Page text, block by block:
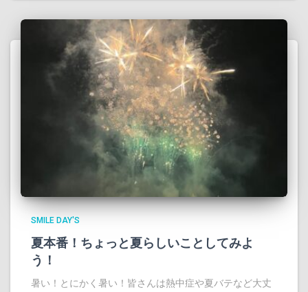
SMILE DAY'S
夏本番！ちょっと夏らしいことしてみよ
う！
暑い！とにかく暑い！皆さんは熱中症や夏バテなど大丈